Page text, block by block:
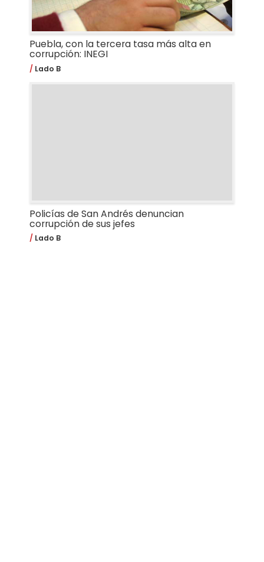
Puebla, con la tercera tasa más alta en
corrupción: INEGI
Lado B
Policías de San Andrés denuncian
corrupción de sus jefes
Lado B